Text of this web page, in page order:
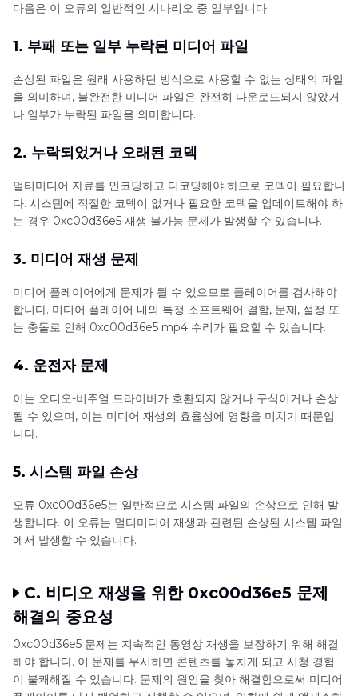
다음은 이 오류의 일반적인 시나리오 중 일부입니다.
1. 부패 또는 일부 누락된 미디어 파일
손상된 파일은 원래 사용하던 방식으로 사용할 수 없는 상태의 파일
을 의미하며, 불완전한 미디어 파일은 완전히 다운로드되지 않았거
나 일부가 누락된 파일을 의미합니다.
2. 누락되었거나 오래된 코덱
멀티미디어 자료를 인코딩하고 디코딩해야 하므로 코덱이 필요합니
다. 시스템에 적절한 코덱이 없거나 필요한 코덱을 업데이트해야 하
는 경우 0xc00d36e5 재생 불가능 문제가 발생할 수 있습니다.
3. 미디어 재생 문제
미디어 플레이어에게 문제가 될 수 있으므로 플레이어를 검사해야
합니다. 미디어 플레이어 내의 특정 소프트웨어 결함, 문제, 설정 또
는 충돌로 인해 0xc00d36e5 mp4 수리가 필요할 수 있습니다.
4. 운전자 문제
이는 오디오-비주얼 드라이버가 호환되지 않거나 구식이거나 손상
될 수 있으며, 이는 미디어 재생의 효율성에 영향을 미치기 때문입
니다.
5. 시스템 파일 손상
오류 0xc00d36e5는 일반적으로 시스템 파일의 손상으로 인해 발
생합니다. 이 오류는 멀티미디어 재생과 관련된 손상된 시스템 파일
에서 발생할 수 있습니다.
C. 비디오 재생을 위한 0xc00d36e5 문제
해결의 중요성
0xc00d36e5 문제는 지속적인 동영상 재생을 보장하기 위해 해결
해야 합니다. 이 문제를 무시하면 콘텐츠를 놓치게 되고 시청 경험
이 불쾌해질 수 있습니다. 문제의 원인을 찾아 해결함으로써 미디어